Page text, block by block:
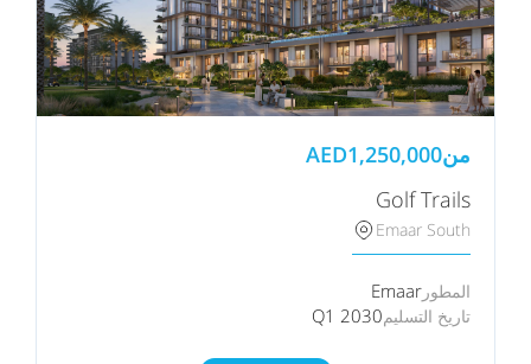
من AED1,250,000
Golf Trails
Emaar South
المطور Emaar
تاريخ التسليمQ1 2030